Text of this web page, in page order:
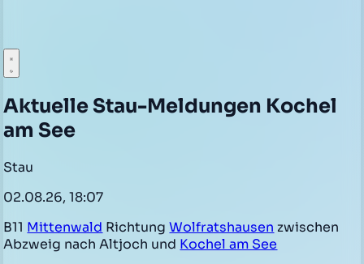
Aktuelle Stau-Meldungen Kochel
am See
Stau
02.08.26, 18:07
B11 Mittenwald RichtungWolfratshausen zwischen
Abzweig nach Altjoch und Kochel am See